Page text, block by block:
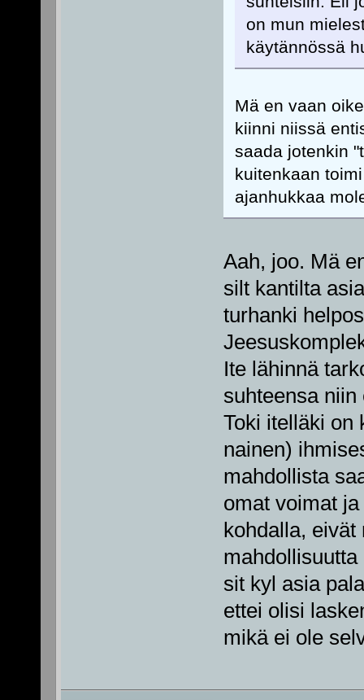
on mun
käytännössä
Mä en vaan
kiinni niissä
saada jotenkin
kuitenkaan
ajanhukkaa
Aah, joo. Mä
silt kantilta
turhanki
Ite lähinnä
suhteensa
Toki itelläki on
nainen)
mahdollista
omat voimat
kohdalla,
sit kyl asia
ettei olisi
mikä ei ole